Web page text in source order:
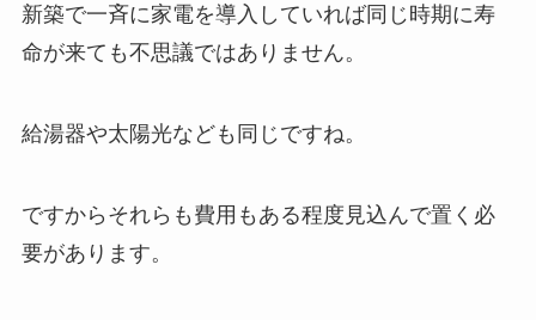
新築で一斉に家電を導入していれば同じ時期に寿
命が来ても不思議ではありません。
給湯器や太陽光なども同じですね。
ですからそれらも費用もある程度見込んで置く必
要があります。